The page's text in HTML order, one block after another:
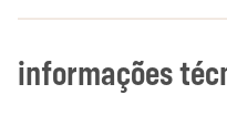
informações